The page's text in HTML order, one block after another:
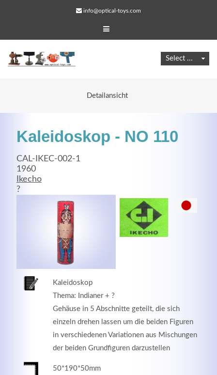
info@optical-toys.com
Detailansicht
Kaleidoskop - NO 110
CAL-IKEC-002-1
1960
Ikecho
?
Kaleidoskop
Thema: Indianer + ?
Gehäuse in 5 Abschnitte geteilt, die sich
einzeln drehen lassen um die beiden Figuren
in verschiedenen Variationen aus Mischungen
der beiden Grundfiguren darzustellen
50*190*50mm
Lorem ipsum dolor sit amet, consectetuer adipiscing
elit. Aenean commodo ligula eget dolor.
MEHR INFOS